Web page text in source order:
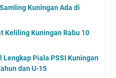
Kuningan Ada di
Keliling Kuningan Rabu 10
Piala PSSI Kuningan
dan U-15